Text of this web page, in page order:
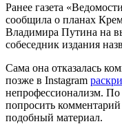
Ранее газета
сообщила о планах
Владимира Путина на
собеседник издания
Сама она отказалась
позже в Instagram
непрофессионализм.
попросить
подобный материал.